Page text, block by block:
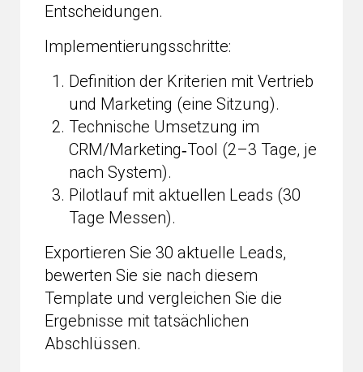
Entscheidungen.
Implementierungsschritte:
Definition der Kriterien mit Vertrieb
und Marketing (eine Sitzung).
Technische Umsetzung im
CRM/Marketing‑Tool (2–3 Tage, je
nach System).
Pilotlauf mit aktuellen Leads (30
Tage Messen).
Exportieren Sie 30 aktuelle Leads,
bewerten Sie sie nach diesem
Template und vergleichen Sie die
Ergebnisse mit tatsächlichen
Abschlüssen.